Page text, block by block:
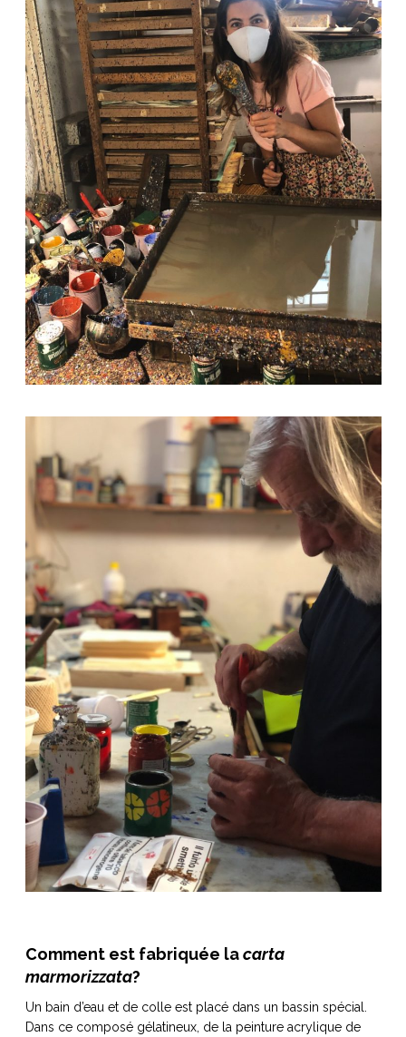
Comment est fabriquée lacarta
marmorizzata?
Un bain d’eau et de colle est placé dans un bassin spécial.
Dans ce composé gélatineux, de la peinture acrylique de